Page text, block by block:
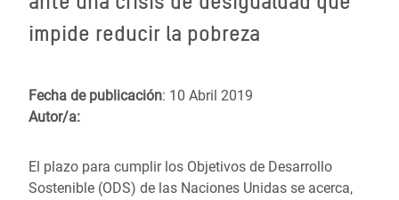
la
impide reducir la pobreza
Fecha de publicación: 10 Abril 2019
Autor/a:
El plazo para cumplir los Objetivos de Desarrollo
Sostenible (ODS) de las Naciones Unidas se acerca,